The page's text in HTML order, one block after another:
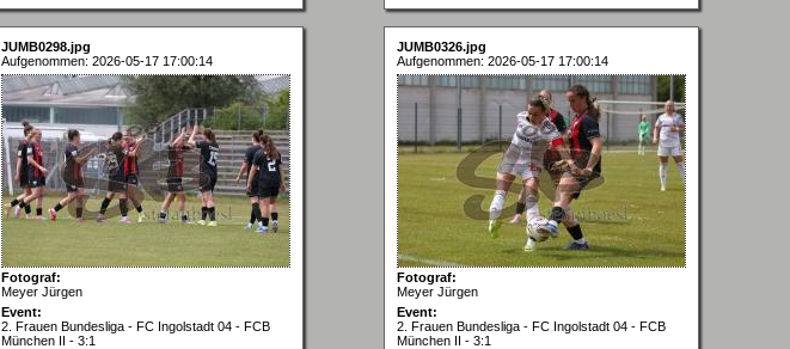
JUMB0298.jpg
Aufgenommen: 2026-05-17 17:00:14
Fotograf:
Meyer Jürgen
Event:
2. Frauen Bundesliga - FC Ingolstadt 04 - FCB
München II - 3:1
JUMB0326.jpg
Aufgenommen: 2026-05-17 17:00:14
Fotograf:
Meyer Jürgen
Event:
2. Frauen Bundesliga - FC Ingolstadt 04 - FCB
München II - 3:1